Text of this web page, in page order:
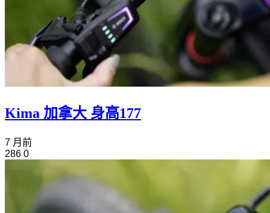
Kima 加拿大 身高177
7 月前
286 0